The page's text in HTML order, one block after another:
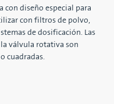
con diseño especial para
con filtros de polvo,
de dosificación. Las
válvula rotativa son
cuadradas.